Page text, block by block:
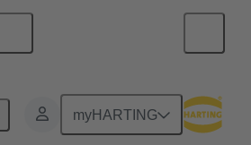
myHARTING